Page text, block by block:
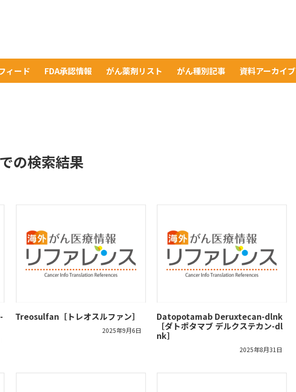
ィード FDA承認情報 がん薬剤リスト がん種別記事 資料アーカイブ
の検索結果
Treosulfan［トレオスルファン］
2025年9月6日
Datopotamab Deruxtecan-dlnk
［ダトポタマブ デルクステカン-dl
nk］
2025年8月31日